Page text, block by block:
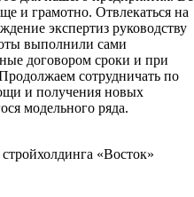
и грамотно. Отвлекаться на
экспертиз руководству
выполнили сами
договором сроки и при
сотрудничать по
и получения новых
модельного ряда.
«Восток»